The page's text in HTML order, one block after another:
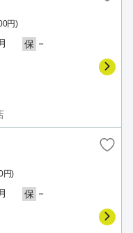
円)
保 －
円)
保 －